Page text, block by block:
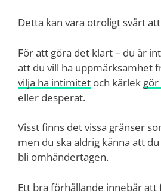
Detta kan vara otroligt svårt
För att göra det klart – du är
att du vill ha uppmärksamhet
vilja ha intimitet och kärlek gör
eller desperat.
Visst finns det vissa gränser
men du ska aldrig känna att
bli omhändertagen.
Ett bra förhållande innebär att